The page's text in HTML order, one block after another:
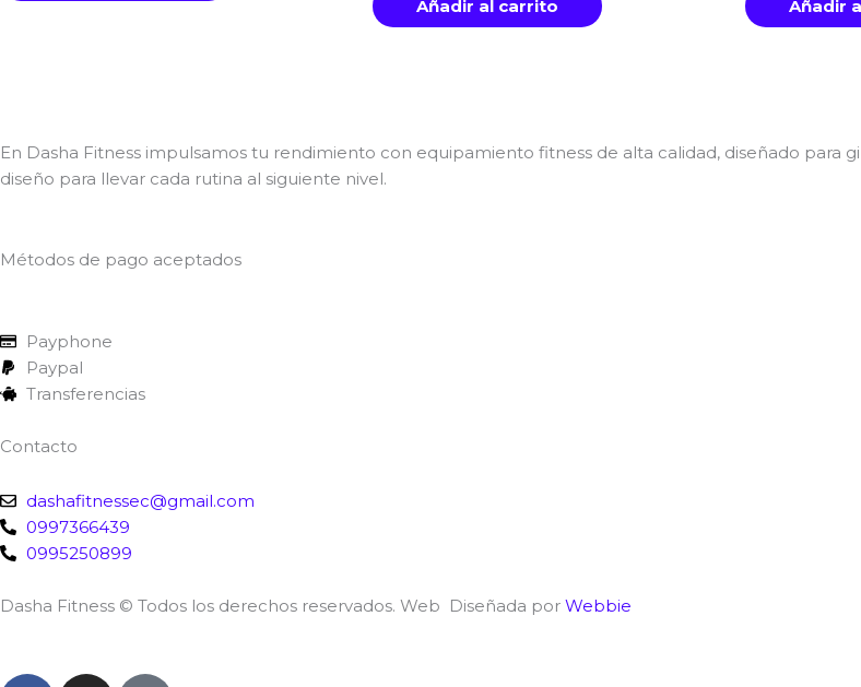
Añadir al carrito Añadir
En Dasha Fitness impulsamos tu rendimiento con equipamiento fitness de alta calidad, diseñado para
diseño para llevar cada rutina al siguiente nivel.
Métodos de pago aceptados
Payphone
Paypal
Transferencias
Contacto
dashafitnessec@gmail.com
0997366439
0995250899
Dasha Fitness © Todos los derechos reservados. Web Diseñada por Webbie